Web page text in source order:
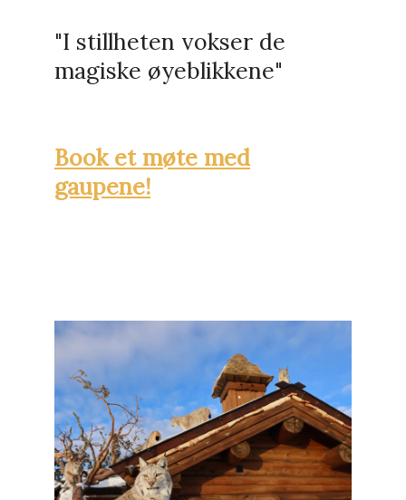
"I stillheten vokser de
magiske øyeblikkene"
Book et møte med
gaupene!